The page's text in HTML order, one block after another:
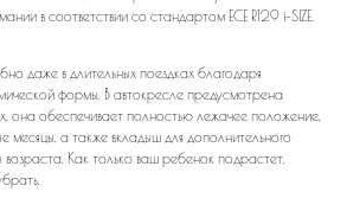
в соответствии со стандартом ECE R129 i-SIZE.
даже в длительных поездках благодаря
формы. В автокресле предусмотрена
она обеспечивает полностью лежачее положение,
месяцы, а также вкладыш для дополнительного
Как только ваш ребенок подрастет,